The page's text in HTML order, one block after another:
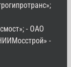
- ОАО
-